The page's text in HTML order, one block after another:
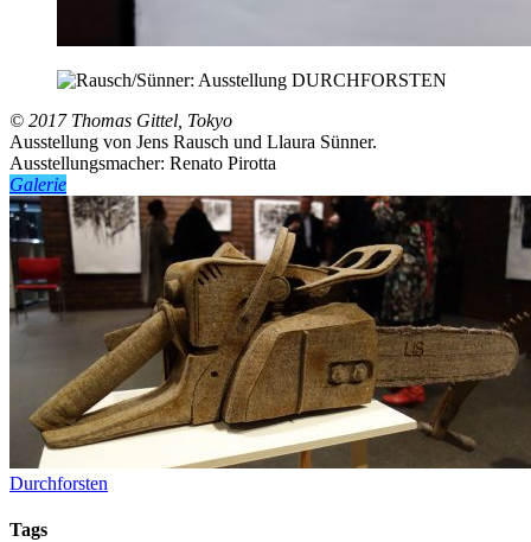
© 2017 Thomas Gittel, Tokyo
Ausstellung von Jens Rausch und Llaura Sünner.
Ausstellungsmacher: Renato Pirotta
Galerie
Durchforsten
Tags